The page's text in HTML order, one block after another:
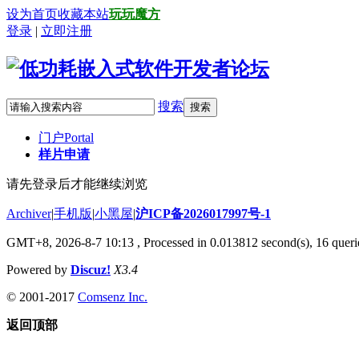
设为首页收藏本站玩玩魔方
登录 | 立即注册
搜索 搜索
门户Portal
样片申请
请先登录后才能继续浏览
Archiver|手机版|小黑屋|沪ICP备2026017997号-1
GMT+8, 2026-8-7 10:13 , Processed in 0.013812 second(s), 16
Powered by Discuz! X3.4
© 2001-2017 Comsenz Inc.
返回顶部